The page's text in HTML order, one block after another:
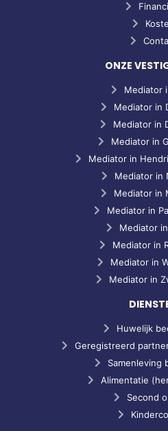
ONZE
Mediator
Mediator in
Mediator in
Mediator in
Mediator in
Mediator in
Mediator in
Mediator in
Mediator
Mediator in
Mediator in
Mediator in
Huwelijk
Geregistreerd
Samenleving
Alimentatie
Second